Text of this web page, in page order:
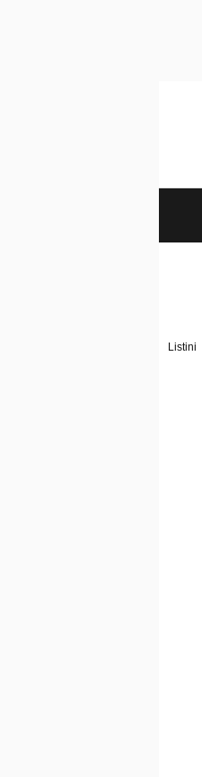
Listini